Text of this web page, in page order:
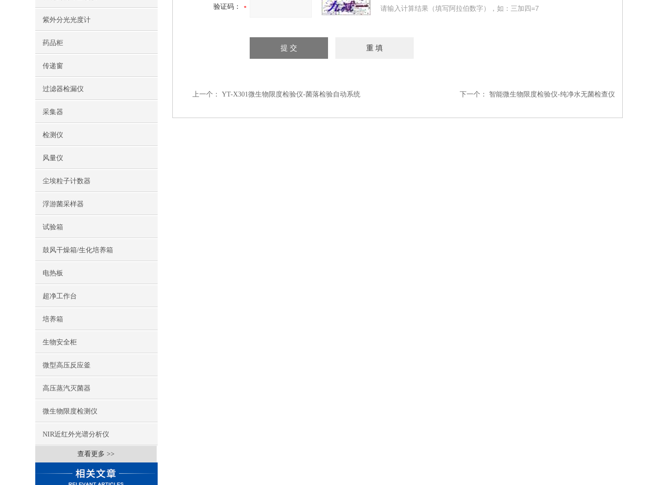
紫外分光光度计
药品柜
传递窗
过滤器检漏仪
采集器
检测仪
风量仪
尘埃粒子计数器
浮游菌采样器
试验箱
鼓风干燥箱/生化培养箱
电热板
超净工作台
培养箱
生物安全柜
微型高压反应釜
高压蒸汽灭菌器
微生物限度检测仪
NIR近红外光谱分析仪
查看更多 >>
验证码： 请输入计算结果（填写阿拉伯数字），如：三加四=7
上一个： YT-X301微生物限度检验仪-菌落检验自动系统 下一个： 智能微生物限度检验仪-纯净水无菌检查仪